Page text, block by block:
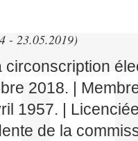
- 23.05.2019)
circonscription
2018. |
1957. |
de la